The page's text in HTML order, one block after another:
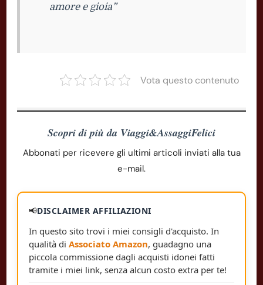
amore e gioia”
Vota questo contenuto
Scopri di più da Viaggi&AssaggiFelici
Abbonati per ricevere gli ultimi articoli inviati alla tua
e-mail.
📢DISCLAIMER AFFILIAZIONI
In questo sito trovi i miei consigli d'acquisto. In
qualità di Associato Amazon, guadagno una
piccola commissione dagli acquisti idonei fatti
tramite i miei link, senza alcun costo extra per te!